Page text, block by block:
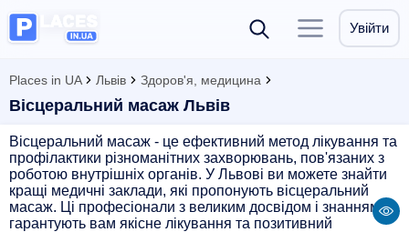
Увійти
Places in UA Львів Здоров'я, медицина
Вісцеральний масаж Львів
Вісцеральний масаж - це ефективний метод лікування та
профілактики різноманітних захворювань, пов'язаних з
роботою внутрішніх органів. У Львові ви можете знайти
кращі медичні заклади, які пропонують вісцеральний
масаж. Ці професіонали з великим досвідом і знаннями
гарантують вам якісне лікування та позитивний